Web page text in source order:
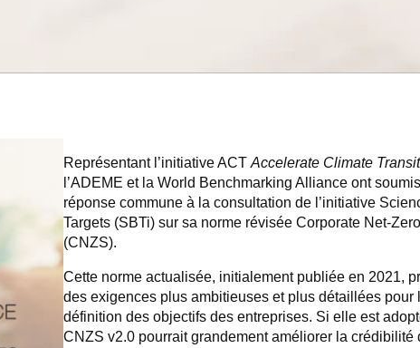
Représentant l’initiative ACT Accelerate Climate
l’ADEME et la World Benchmarking Alliance ont
réponse commune à la consultation de l’initiative
Targets (SBTi) sur sa norme révisée Corporate Net-
(CNZS).
Cette norme actualisée, initialement publiée en 2021,
des exigences plus ambitieuses et plus détaillées pour
définition des objectifs des entreprises. Si elle est
CNZS v2.0 pourrait grandement améliorer la crédibilité